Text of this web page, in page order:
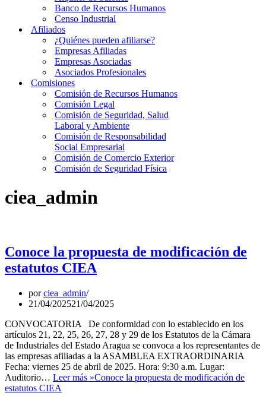
Banco de Recursos Humanos
Censo Industrial
Afiliados
¿Quiénes pueden afiliarse?
Empresas Afiliadas
Empresas Asociadas
Asociados Profesionales
Comisiones
Comisión de Recursos Humanos
Comisión Legal
Comisión de Seguridad, Salud
Laboral y Ambiente
Comisión de Responsabilidad
Social Empresarial
Comisión de Comercio Exterior
Comisión de Seguridad Física
ciea_admin
Conoce la propuesta de modificación de
estatutos CIEA
porciea_admin
21/04/202521/04/2025
CONVOCATORIA De conformidad con lo establecido en los
artículos 21, 22, 25, 26, 27, 28 y 29 de los Estatutos de la Cámara
de Industriales del Estado Aragua se convoca a los representantes de
las empresas afiliadas a la ASAMBLEA EXTRAORDINARIA
Fecha: viernes 25 de abril de 2025. Hora: 9:30 a.m. Lugar:
Auditorio… Leer más »Conoce la propuesta de modificación de
estatutos CIEA